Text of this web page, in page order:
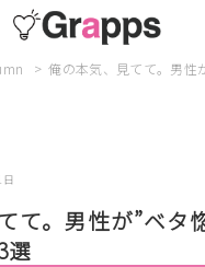
俺の本気、見てて。男性
日
て。男性が”ベタ
選